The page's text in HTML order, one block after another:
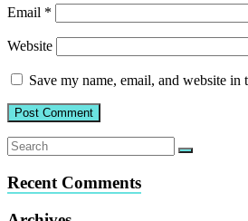
Email *
Website
Save my name, email, and website
Recent Comments